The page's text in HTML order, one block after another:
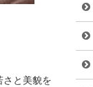
さと美貌を